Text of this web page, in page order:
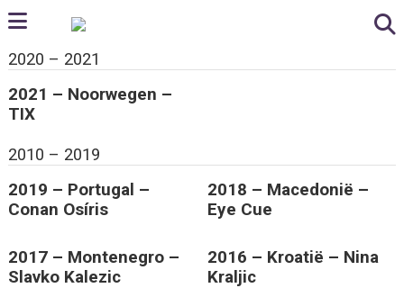
2020 – 2021
2021 – Noorwegen –
TIX
2010 – 2019
2019 – Portugal –
Conan Osíris
2018 – Macedonië –
Eye Cue
2017 – Montenegro –
Slavko Kalezic
2016 – Kroatië – Nina
Kraljic